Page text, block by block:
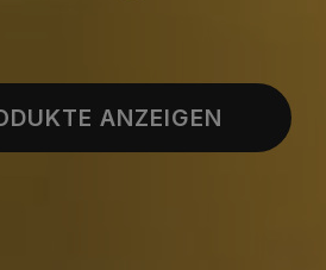
ANZEIGEN